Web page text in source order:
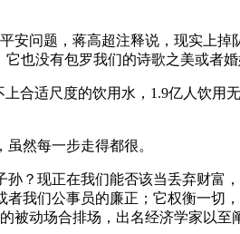
问题，蒋高超注释说，现实上掉
也没有包罗我们的诗歌之美或者
适尺度的饮用水，1.9亿人饮用
然每一步走得都很。
现正在我们能否该当丢弃财富
我们公事员的廉正；它权衡一切
动场合排场，出名经济学家以至